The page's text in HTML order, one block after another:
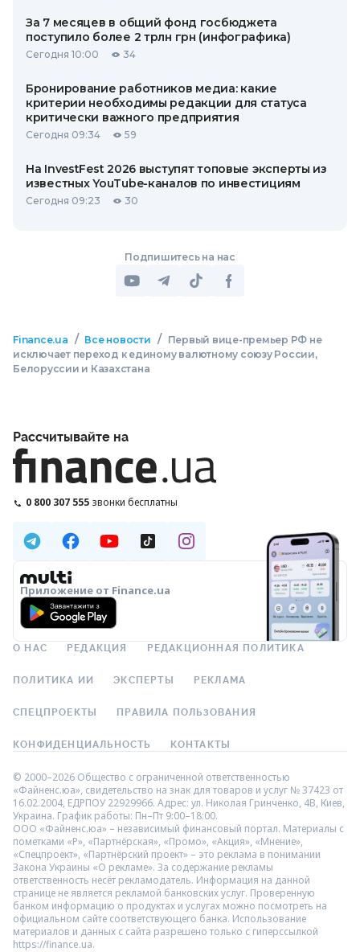
За 7 месяцев в общий фонд госбюджета
поступило более 2 трлн грн (инфографика)
Сегодня 10:00 34
Бронирование работников медиа: какие
критерии необходимы редакции для статуса
критически важного предприятия
Сегодня 09:34 59
На InvestFest 2026 выступят топовые эксперты из
известных YouTube-каналов по инвестициям
Сегодня 09:23 30
Подпишитесь на нас
Finance.ua / Все новости /
Первый вице-премьер РФ не
исключает переход к единому валютному союзу России,
Белоруссии и Казахстана
Рассчитывайте на
0 800 307 555 звонки бесплатны
Приложение от Finance.ua
О НАС РЕДАКЦИЯ РЕДАКЦИОННАЯ ПОЛИТИКА
ПОЛИТИКА ИИ ЭКСПЕРТЫ РЕКЛАМА
СПЕЦПРОЕКТЫ ПРАВИЛА ПОЛЬЗОВАНИЯ
КОНФИДЕНЦИАЛЬНОСТЬ КОНТАКТЫ
© 2000–2026 Общество с ограниченной ответственностью
«Файненс.юа», свидетельство на знак для товаров и услуг № 37423 от
16.02.2004, ЕДРПОУ 22929966. Адрес: ул. Николая Гринченко, 4В, Киев,
Украина. График работы: Пн–Пт 9:00–18:00.
ООО «Файненс.юа» – независимый финансовый портал. Материалы с
пометками «Р», «Партнёрская», «Промо», «Акция», «Мнение»,
«Спецпроект», «Партнёрский проект» – это реклама в понимании
Закона Украины «О рекламе». За содержание рекламы
ответственность несёт рекламодатель. Информация на данной
странице не является рекламой банковских услуг. Проверенную
банком информацию о продуктах и услугах можно посмотреть на
официальном сайте соответствующего банка. Использование
материалов и данных с сайта разрешено только с гиперссылкой
https://finance.ua.